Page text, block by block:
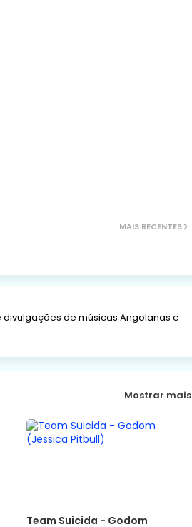
MAIS RECENTES
de músicas Angolanas e
Mostrar mais
Team Suicida - Godom